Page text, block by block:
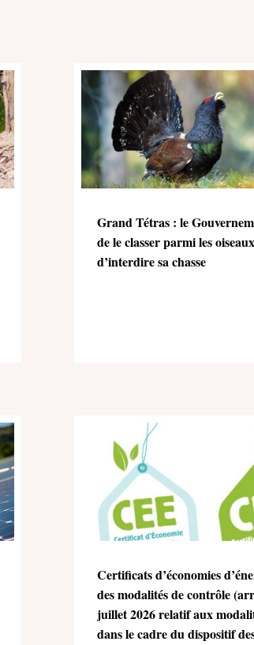
Grand Tétras : le
de le classer parmi les
d’interdire sa chasse
Certificats d’économies
des modalités de contrôle
juillet 2026 relatif aux
dans le cadre du dispositif